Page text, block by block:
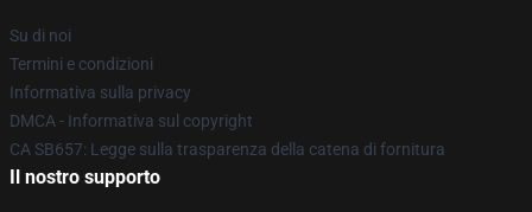
Su di noi
Termini e condizioni
Informativa sulla privacy
DMCA - Informativa sul copyright
CA SB657: Legge sulla trasparenza della catena di fornitura
Il nostro supporto